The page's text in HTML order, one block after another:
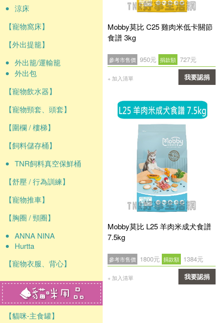
涼床
【寵物窩床】
【外出提籠】
外出籠/運輸籠
外出包
【寵物飲水器】
【寵物頸套、頭套】
【圍欄 / 樓梯】
【飼料儲存桶】
TNR飼料真空保鮮桶
【舒壓 / 行為訓練】
【寵物推車】
【胸圈 / 頸圈】
ANNA NINA
Hurtta
【寵物衣服、背心】
【貓咪-主食罐】
Mobby莫比 C25 雞肉米低卡關節
食譜 3kg
參考市售價 950元 捐款額 727元
+ 加入清單 我要認捐
Mobby莫比 L25 羊肉米成犬食譜
7.5kg
參考市售價 1800元 捐款額 1384元
+ 加入清單 我要認捐